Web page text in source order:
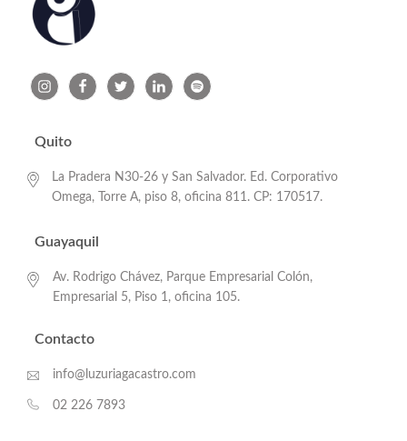
Quito
La Pradera N30-26 y San Salvador. Ed. Corporativo
Omega, Torre A, piso 8, oficina 811. CP: 170517.
Guayaquil
Av. Rodrigo Chávez, Parque Empresarial Colón,
Empresarial 5, Piso 1, oficina 105.
Contacto
info@luzuriagacastro.com
02 226 7893